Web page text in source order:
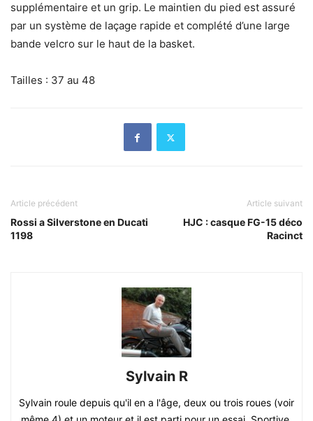
supplémentaire et un grip. Le maintien du pied est assuré
par un système de laçage rapide et complété d’une large
bande velcro sur le haut de la basket.
Tailles : 37 au 48
Article précédent
Rossi a Silverstone en Ducati
1198
Article suivant
HJC : casque FG-15 déco
Racinct
Sylvain R
Sylvain roule depuis qu'il en a l'âge, deux ou trois roues (voir